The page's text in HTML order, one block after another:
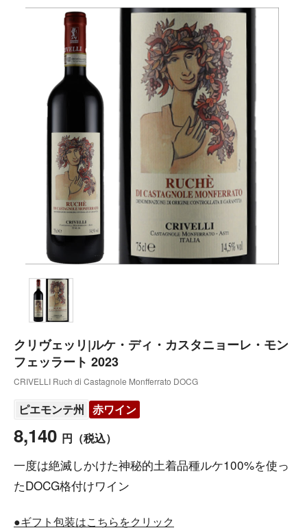
クリヴェッリ|ルケ・ディ・カスタニョーレ・モン
フェッラート 2023
CRIVELLI Ruch di Castagnole Monfferrato DOCG
ピエモンテ州 赤ワイン
8,140 円 （税込）
一度は絶滅しかけた神秘的土着品種ルケ100%を使っ
たDOCG格付けワイン
●ギフト包装はこちらをクリック